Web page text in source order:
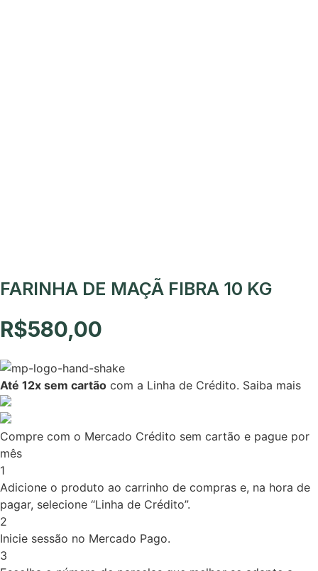
FARINHA DE MAÇÃ FIBRA 10 KG
R$580,00
Até 12x sem cartão com a Linha de Crédito. Saiba mais
Compre com o Mercado Crédito sem cartão e pague por
mês
1
Adicione o produto ao carrinho de compras e, na hora de
pagar, selecione “Linha de Crédito”.
2
Inicie sessão no Mercado Pago.
3